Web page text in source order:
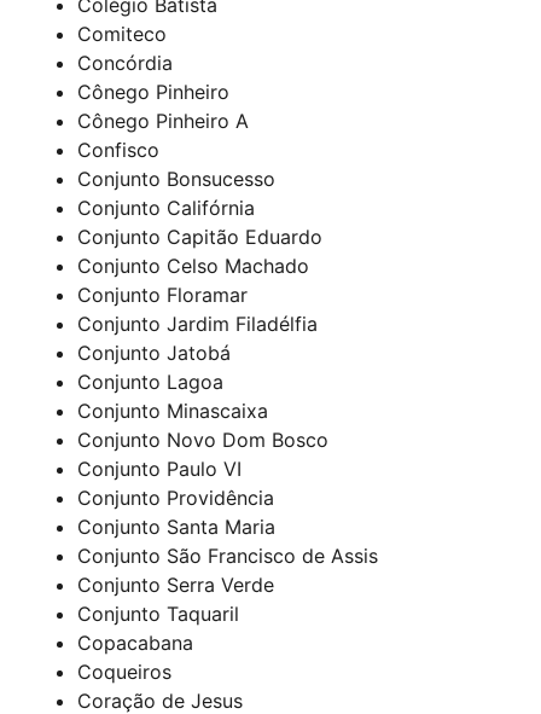
Comiteco
Concórdia
Cônego Pinheiro
Cônego Pinheiro A
Confisco
Conjunto Bonsucesso
Conjunto Califórnia
Conjunto Capitão Eduardo
Conjunto Celso Machado
Conjunto Floramar
Conjunto Jardim Filadélfia
Conjunto Jatobá
Conjunto Lagoa
Conjunto Minascaixa
Conjunto Novo Dom Bosco
Conjunto Paulo VI
Conjunto Providência
Conjunto Santa Maria
Conjunto São Francisco de Assis
Conjunto Serra Verde
Conjunto Taquaril
Copacabana
Coqueiros
Coração de Jesus